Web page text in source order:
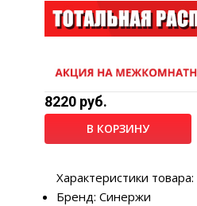
8220 руб.
В КОРЗИНУ
Характеристики товара:
Бренд: Синержи